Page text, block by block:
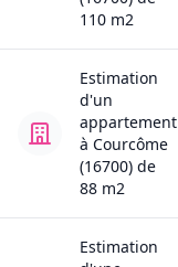
110 m2
Estimation
d'un
appartement
à Courcôme
(16700) de
88 m2
Estimation